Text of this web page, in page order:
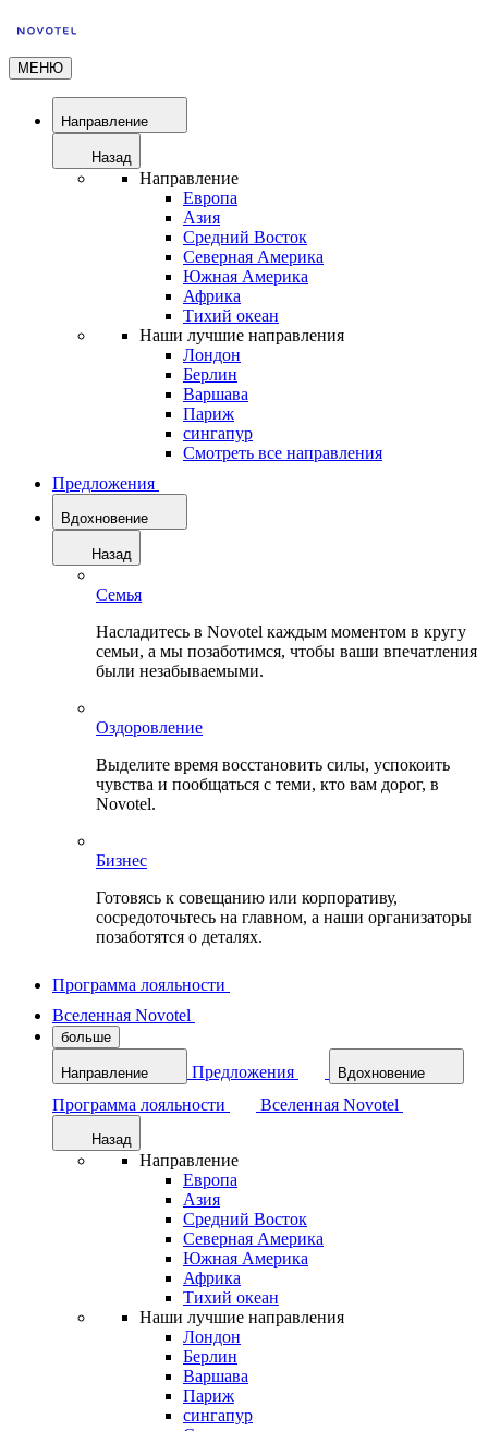
МЕНЮ
Направление
Назад
Направление
Европа
Азия
Средний Восток
Северная Америка
Южная Америка
Африка
Тихий океан
Наши лучшие направления
Лондон
Берлин
Варшава
Париж
сингапур
Смотреть все направления
Предложения
Вдохновение
Назад
Семья
Насладитесь в Novotel каждым моментом в кругу
семьи, а мы позаботимся, чтобы ваши впечатления
были незабываемыми.
Оздоровление
Выделите время восстановить силы, успокоить
чувства и пообщаться с теми, кто вам дорог, в
Novotel.
Бизнес
Готовясь к совещанию или корпоративу,
сосредоточьтесь на главном, а наши организаторы
позаботятся о деталях.
Программа лояльности
Вселенная Novotel
больше
Направление Предложения Вдохновение
Программа лояльности Вселенная Novotel
Назад
Направление
Европа
Азия
Средний Восток
Северная Америка
Южная Америка
Африка
Тихий океан
Наши лучшие направления
Лондон
Берлин
Варшава
Париж
сингапур